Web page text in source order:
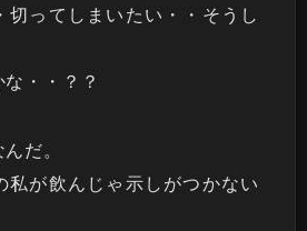
切ってしまいたい・・そうし
・・？？
だ。
私が飲んじゃ示しがつかない